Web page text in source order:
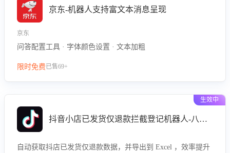
京东-机器人支持富文本消息呈现
京东
问答配置工具 · 字体颜色设置 · 文本加粗
限时免费已售69+
生效中
抖音小店已发货仅退款拦截登记机器人-八爪鱼
自动获取抖店已发货仅退款数据，并导出到 Excel ，效率提升